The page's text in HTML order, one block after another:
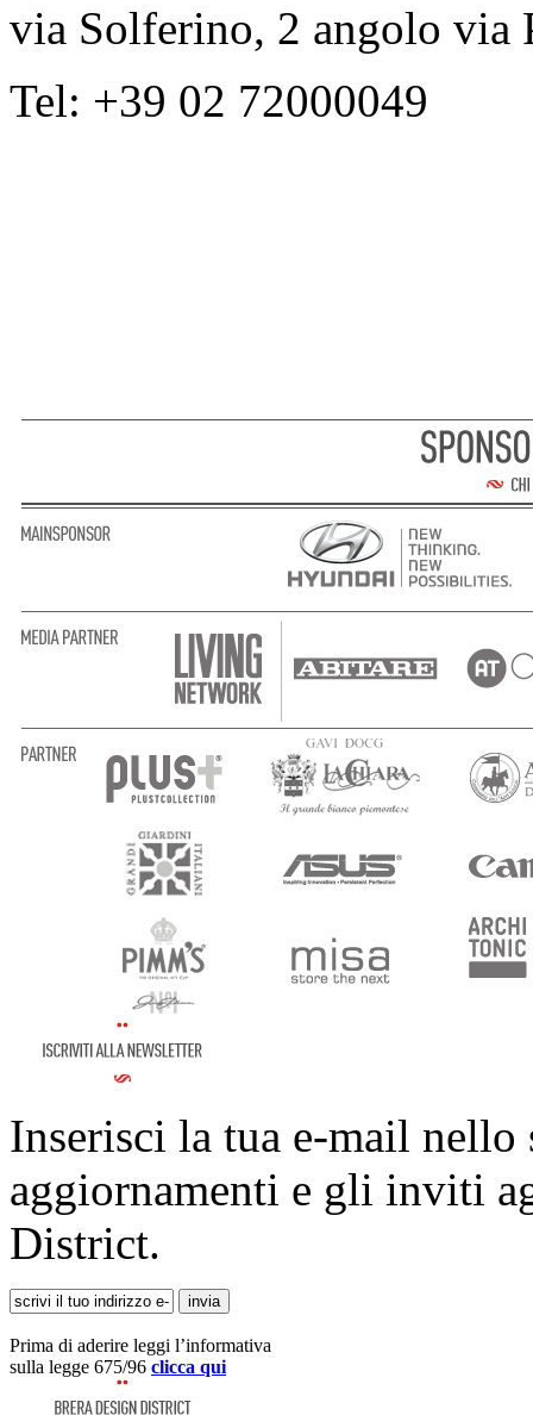
via Solferino, 2 angolo via
Tel: +39 02 72000049
Inserisci la tua e-mail nello
aggiornamenti e gli inviti
District.
Prima di aderire leggi l’informativa
sulla legge 675/96 clicca qui